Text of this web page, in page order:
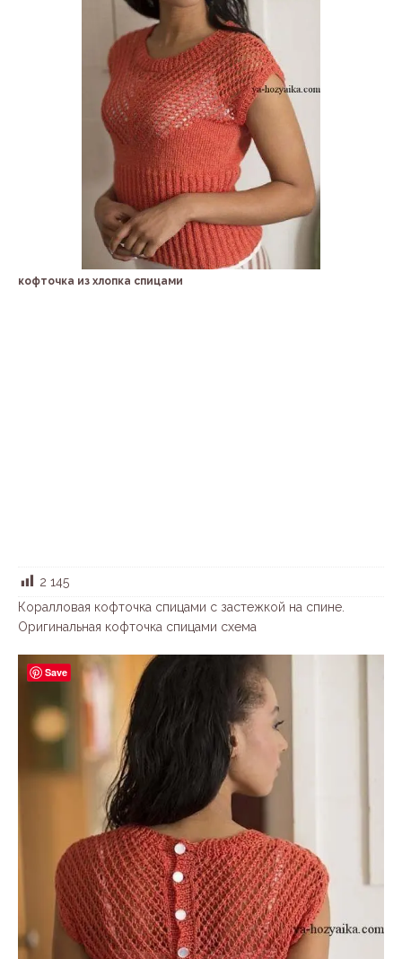
кофточка из хлопка спицами
2 145
Коралловая кофточка спицами с застежкой на спине.
Оригинальная кофточка спицами схема
Save